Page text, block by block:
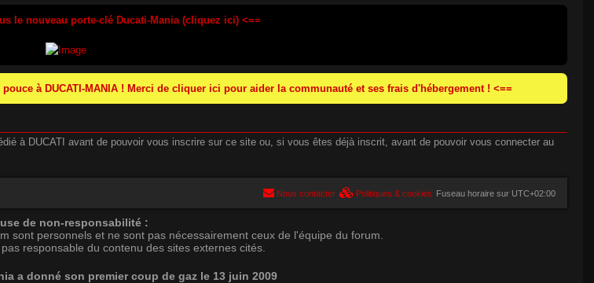
le nouveau porte-clé Ducati-Mania (cliquez ici) <==
à DUCATI-MANIA ! Merci de cliquer ici pour aider la communauté et ses frais d'hébergement ! <==
à DUCATI avant de pouvoir vous inscrire sur ce site ou, si vous êtes déjà inscrit, avant de pouvoir vous connecter au
Fuseau horaire sur UTC+02:00
Politiques & cookies
Nous contacter
de non-responsabilité :
sont personnels et ne sont pas nécessairement ceux de l'équipe du forum.
responsable du contenu des sites externes cités.
a donné son premier coup de gaz le 13 juin 2009